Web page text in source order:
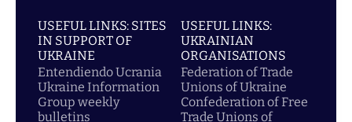
USEFUL LINKS: SITES
IN SUPPORT OF
UKRAINE
Entendiendo Ucrania
Ukraine Information
Group weekly
bulletins
USEFUL LINKS:
UKRAINIAN
ORGANISATIONS
Federation of Trade
Unions of Ukraine
Confederation of Free
Trade Unions of